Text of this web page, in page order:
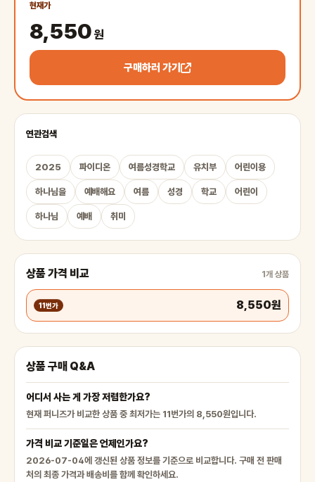
현재가
8,550원
구매하러 가기
연관검색
2025 파이디온 여름성경학교 유치부 어린이용
하나님을 예배해요 여름 성경 학교 어린이
하나님 예배 취미
상품 가격 비교 1개 상품
11번가 8,550원
상품 구매 Q&A
어디서 사는 게 가장 저렴한가요?
현재 퍼니즈가 비교한 상품 중 최저가는 11번가의 8,550원입니다.
가격 비교 기준일은 언제인가요?
2026-07-04에 갱신된 상품 정보를 기준으로 비교합니다. 구매 전 판매
처의 최종 가격과 배송비를 함께 확인하세요.